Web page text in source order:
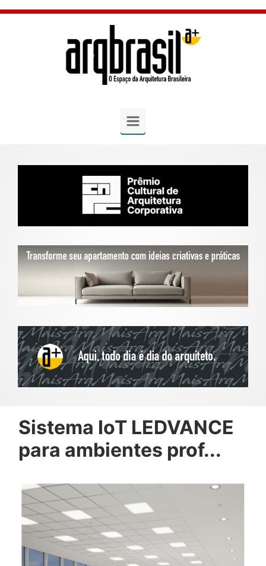
Skip to main content
Sistema IoT LEDVANCE
para ambientes prof...